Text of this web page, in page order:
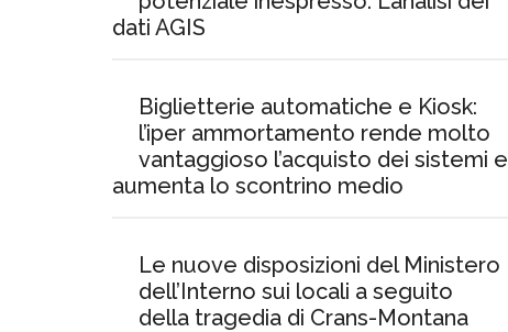
dati AGIS
Biglietterie automatiche e Kiosk:
l’iper ammortamento rende molto
vantaggioso l’acquisto dei sistemi e
aumenta lo scontrino medio
Le nuove disposizioni del Ministero
dell’Interno sui locali a seguito
della tragedia di Crans-Montana